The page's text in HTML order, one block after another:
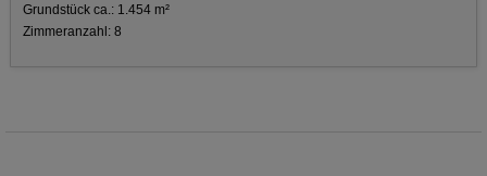
Grundstück ca.: 1.454 m²
Zimmeranzahl: 8